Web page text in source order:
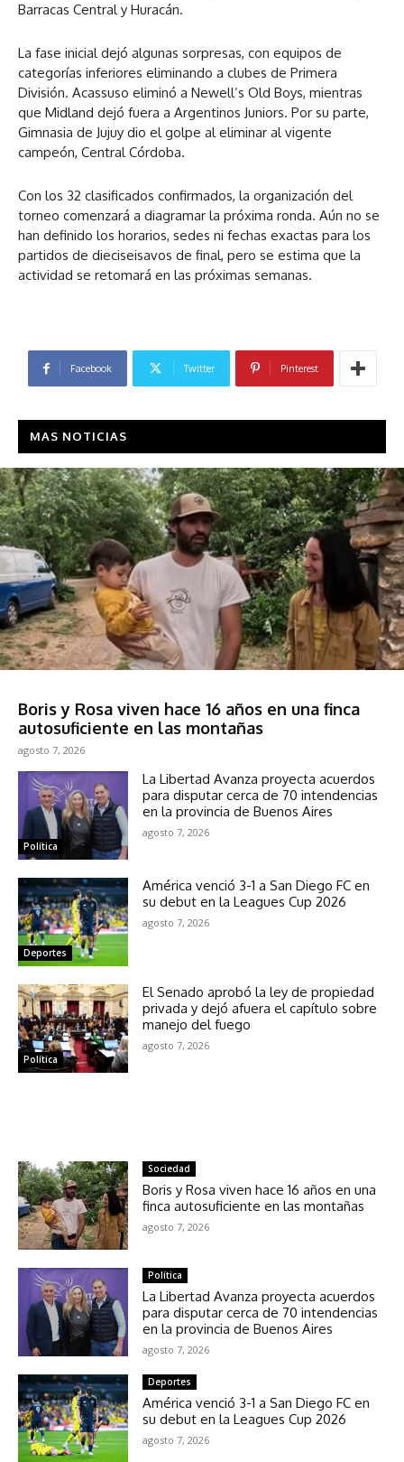
Barracas Central y Huracán.
La fase inicial dejó algunas sorpresas, con equipos de
categorías inferiores eliminando a clubes de Primera
División. Acassuso eliminó a Newell’s Old Boys, mientras
que Midland dejó fuera a Argentinos Juniors. Por su parte,
Gimnasia de Jujuy dio el golpe al eliminar al vigente
campeón, Central Córdoba.
Con los 32 clasificados confirmados, la organización del
torneo comenzará a diagramar la próxima ronda. Aún no se
han definido los horarios, sedes ni fechas exactas para los
partidos de dieciseisavos de final, pero se estima que la
actividad se retomará en las próximas semanas.
Facebook Twitter Pinterest
MAS NOTICIAS
Boris y Rosa viven hace 16 años en una finca
autosuficiente en las montañas
agosto 7, 2026
Política
La Libertad Avanza proyecta acuerdos
para disputar cerca de 70 intendencias
en la provincia de Buenos Aires
agosto 7, 2026
Deportes
América venció 3-1 a San Diego FC en
su debut en la Leagues Cup 2026
agosto 7, 2026
Política
El Senado aprobó la ley de propiedad
privada y dejó afuera el capítulo sobre
manejo del fuego
agosto 7, 2026
Sociedad
Boris y Rosa viven hace 16 años en una
finca autosuficiente en las montañas
agosto 7, 2026
Política
La Libertad Avanza proyecta acuerdos
para disputar cerca de 70 intendencias
en la provincia de Buenos Aires
agosto 7, 2026
Deportes
América venció 3-1 a San Diego FC en
su debut en la Leagues Cup 2026
agosto 7, 2026